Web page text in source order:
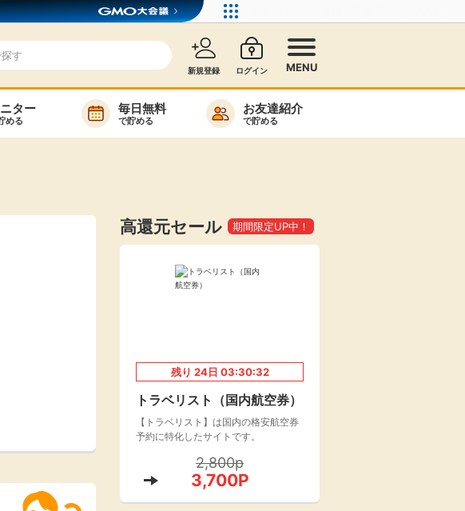
新規登録 ログイン MENU
ヘルプセンター
ター
める
毎日無料
で貯める
お友達紹介
で貯める
購入額の1%P
楽天toto【無料利
楽天レシピ
100P
カテゴリーから検索
アンケート レシ活
ポイ活
お得情報
（貯まる・使えるお店）
キャンペーン
情報
高還元セール 期間限定UP中！
残り24日03:30:31
トラベリスト（国内航空券）
【トラベリスト】は国内の格安航空券
予約に特化したサイトです。
2,800p
3,700P